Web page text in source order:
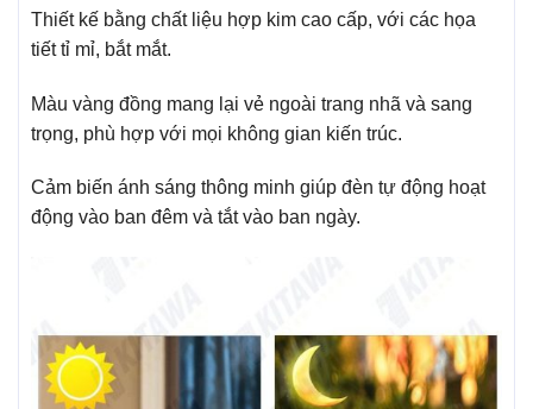
Thiết kế bằng chất liệu hợp kim cao cấp, với các họa
tiết tỉ mỉ, bắt mắt.
Màu vàng đồng mang lại vẻ ngoài trang nhã và sang
trọng, phù hợp với mọi không gian kiến trúc.
Cảm biến ánh sáng thông minh giúp đèn tự động hoạt
động vào ban đêm và tắt vào ban ngày.